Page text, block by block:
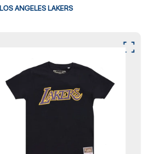
LOS ANGELES LAKERS